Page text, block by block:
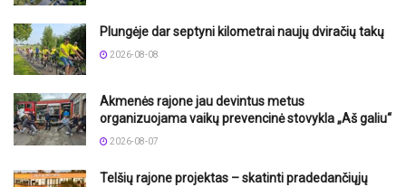
Plungėje dar septyni kilometrai naujų dviračių takų
2026-08-08
Akmenės rajone jau devintus metus
organizuojama vaikų prevencinė stovykla „Aš galiu“
2026-08-07
Telšių rajone projektas – skatinti pradedančiųjų